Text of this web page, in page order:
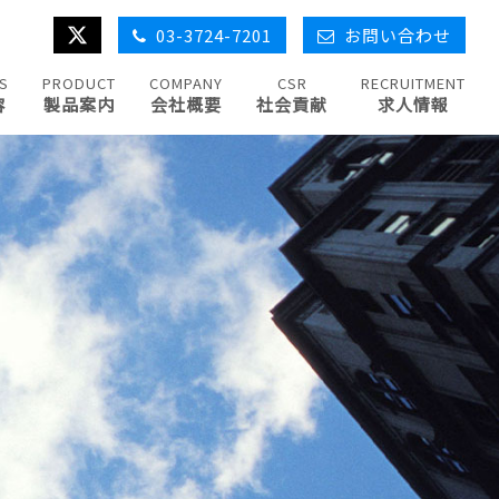
03-3724-7201 お問い合わせ
PRODUCT
製品案内
COMPANY
会社概要
CSR
社会貢献
RECRUITMENT
求人情報